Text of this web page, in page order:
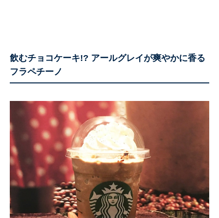
飲むチョコケーキ!? アールグレイが爽やかに香る
フラペチーノ